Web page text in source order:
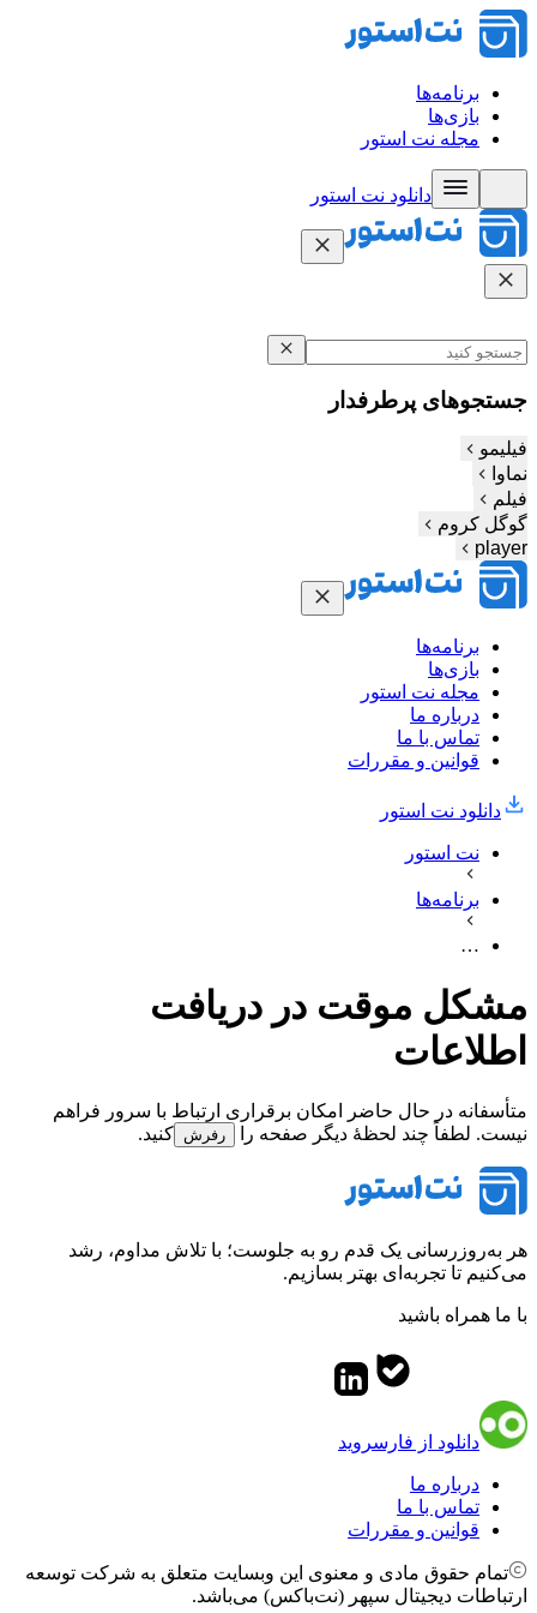
برنامه‌ها
بازی‌ها
مجله نت استور
دانلود نت‌ استور
جستجوهای پرطرفدار
فیلیمو
نماوا
فیلم‌
گوگل کروم
player
برنامه‌ها
بازی‌ها
مجله نت استور
درباره ما
تماس با ما
قوانین و مقررات
دانلود نت‌ استور
نت استور
برنامه‌ها
…
مشکل موقت در دریافت
اطلاعات
متأسفانه در حال حاضر امکان برقراری ارتباط با سرور فراهم
نیست. لطفاً چند لحظهٔ دیگر صفحه را
رفرش کنید.
هر به‌روزرسانی یک قدم رو به جلوست؛ با تلاش مداوم، رشد
می‌کنیم تا تجربه‌ای بهتر بسازیم.
با ما همراه باشید
دانلود از فارسروید
درباره ما
تماس با ما
قوانین و مقررات
تمام حقوق مادی و معنوی این وبسایت متعلق به شرکت توسعه
ارتباطات دیجیتال سپهر (نت‌باکس) می‌باشد.